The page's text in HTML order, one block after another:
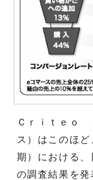
Ｃｒｉｔｅｏ
ス）はこのほ
期）における
の調査結果を発